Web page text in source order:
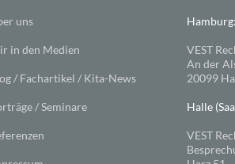
uns
in den Medien
/ Fachartikel / Kita-News
/ Seminare
Hamburg:
VEST
An der
20099
Halle
VEST